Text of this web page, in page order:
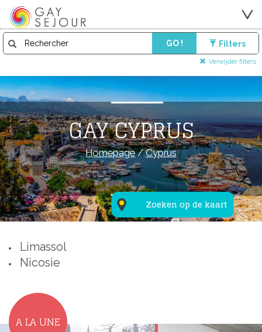
GO ! Filters
Verwijder filters
Zoeken op de kaart
GAY CYPRUS
Homepage/Cyprus
Limassol
Nicosie
A LA UNE